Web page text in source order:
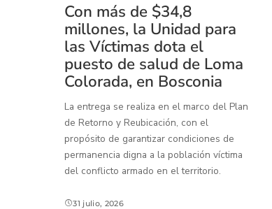
Con más de $34,8
millones, la Unidad para
las Víctimas dota el
puesto de salud de Loma
Colorada, en Bosconia
La entrega se realiza en el marco del Plan
de Retorno y Reubicación, con el
propósito de garantizar condiciones de
permanencia digna a la población víctima
del conflicto armado en el territorio.
31 julio, 2026